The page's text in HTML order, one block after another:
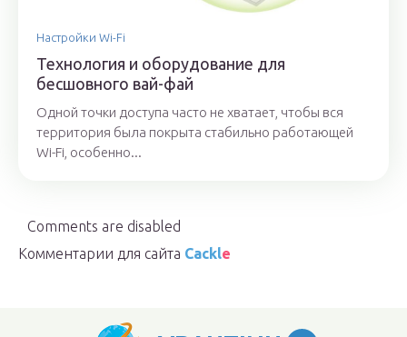
Настройки Wi-Fi
Технология и оборудование для
бесшовного вай-фай
Одной точки доступа часто не хватает, чтобы вся
территория была покрыта стабильно работающей
Wi-Fi, особенно...
Comments are disabled
Комментарии для сайта Cackle